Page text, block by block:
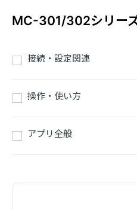
MC-301/302シリー
接続・設定関連
操作・使い方
アプリ全般